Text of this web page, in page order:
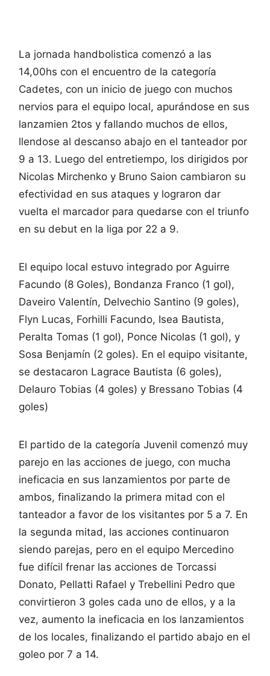
La jornada handbolistica comenzó a las
14,00hs con el encuentro de la categoría
Cadetes, con un inicio de juego con muchos
nervios para el equipo local, apurándose en sus
lanzamien 2tos y fallando muchos de ellos,
llendose al descanso abajo en el tanteador por
9 a 13. Luego del entretiempo, los dirigidos por
Nicolas Mirchenko y Bruno Saion cambiaron su
efectividad en sus ataques y lograron dar
vuelta el marcador para quedarse con el triunfo
en su debut en la liga por 22 a 9.
El equipo local estuvo integrado por Aguirre
Facundo (8 Goles), Bondanza Franco (1 gol),
Daveiro Valentín, Delvechio Santino (9 goles),
Flyn Lucas, Forhilli Facundo, Isea Bautista,
Peralta Tomas (1 gol), Ponce Nicolas (1 gol), y
Sosa Benjamín (2 goles). En el equipo visitante,
se destacaron Lagrace Bautista (6 goles),
Delauro Tobias (4 goles) y Bressano Tobias (4
goles)
El partido de la categoría Juvenil comenzó muy
parejo en las acciones de juego, con mucha
ineficacia en sus lanzamientos por parte de
ambos, finalizando la primera mitad con el
tanteador a favor de los visitantes por 5 a 7. En
la segunda mitad, las acciones continuaron
siendo parejas, pero en el equipo Mercedino
fue difícil frenar las acciones de Torcassi
Donato, Pellatti Rafael y Trebellini Pedro que
convirtieron 3 goles cada uno de ellos, y a la
vez, aumento la ineficacia en los lanzamientos
de los locales, finalizando el partido abajo en el
goleo por 7 a 14.